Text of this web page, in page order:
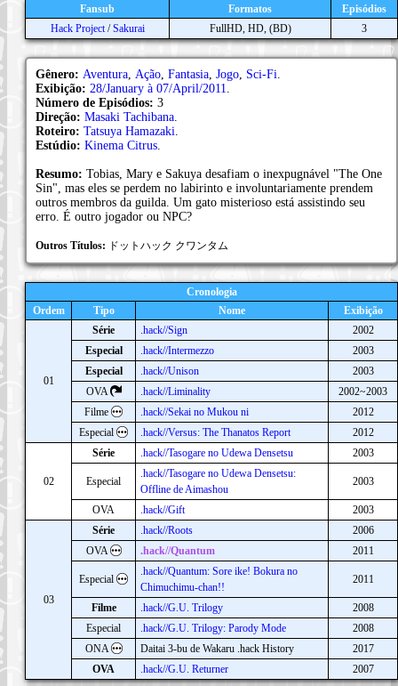
Fansub Formatos
Episódios
Hack Project/Sakurai FullHD, HD, (BD) 3
Gênero: Aventura Ação Fantasia Jogo Sci-Fi
Exibição: 28/January à 07/April/2011
Número de Episódios: 3
Direção: Masaki Tachibana
Roteiro: Tatsuya Hamazaki
Estúdio: Kinema Citrus
Resumo: Tobias, Mary e Sakuya desafiam o inexpugnável "The One
Sin", mas eles se perdem no labirinto e involuntariamente prendem
outros membros da guilda. Um gato misterioso está assistindo seu
erro. É outro jogador ou NPC?
Outros Títulos: ドットハック クワンタム
Cronologia
Ordem
Tipo Nome Exibição
01
Série .hack//Sign
2002
Especial
.hack//Intermezzo
2003
Especial
.hack//Unison
2003
OVA
.hack//Liminality
2002~2003
Filme
.hack//Sekai no Mukou ni
2012
Especial
.hack//Versus: The Thanatos Report 2012
02
Série .hack//Tasogare no Udewa Densetsu 2003
Especial
.hack//Tasogare no Udewa Densetsu:
Offline de Aimashou
2003
OVA .hack//Gift 2003
03
Série .hack//Roots
2006
OVA
.hack//Quantum 2011
Especial
.hack//Quantum: Sore ike! Bokura no
Chimuchimu-chan!!
2011
Filme .hack//G.U. Trilogy
2008
Especial
.hack//G.U. Trilogy: Parody Mode
2008
ONA
Daitai 3-bu de Wakaru .hack History
2017
OVA
.hack//G.U. Returner 2007